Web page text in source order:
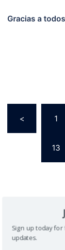
Gracias a todos
< 1
13
Buscador
Sign up today
updates.